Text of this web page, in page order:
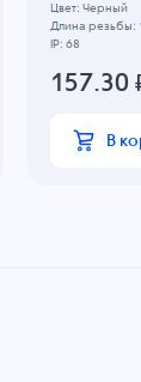
Цвет: Черный
Длина резьбы:
IP: 68
157.30
В